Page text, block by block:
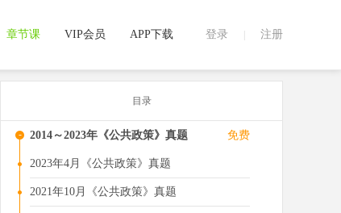
登录 注册
章节课 VIP会员 APP下载
目录
- 2014～2023年《公共政策》真题 免费
2023年4月《公共政策》真题
2021年10月《公共政策》真题